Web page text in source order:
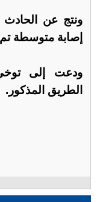
ونتج عن الحادث
إصابة متوسطة
ودعت إلى
الطريق المذكور.